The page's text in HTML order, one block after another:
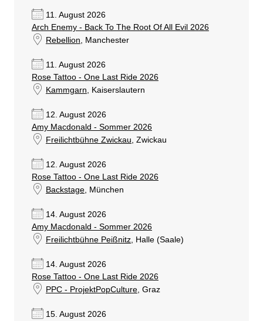
11. August 2026
Arch Enemy - Back To The Root Of All Evil 2026
Rebellion , Manchester
11. August 2026
Rose Tattoo - One Last Ride 2026
Kammgarn , Kaiserslautern
12. August 2026
Amy Macdonald - Sommer 2026
Freilichtbühne Zwickau , Zwickau
12. August 2026
Rose Tattoo - One Last Ride 2026
Backstage, München
14. August 2026
Amy Macdonald - Sommer 2026
Freilichtbühne Peißnitz, Halle (Saale)
14. August 2026
Rose Tattoo - One Last Ride 2026
PPC - ProjektPopCulture, Graz
15. August 2026